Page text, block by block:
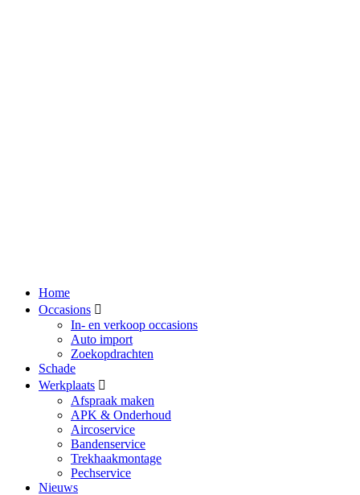
Home
Occasions
In- en verkoop occasions
Auto import
Zoekopdrachten
Schade
Werkplaats
Afspraak maken
APK & Onderhoud
Aircoservice
Bandenservice
Trekhaakmontage
Pechservice
Nieuws